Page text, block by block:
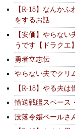
【R-18】なんか
をするお話
【安価】やらな
うです【ドラクエ】
勇者立志伝
やらない夫でクリ
【R-18】やる夫
輸送戦艦スペース
没落令嬢ベールさ